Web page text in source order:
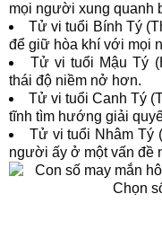
mọi người xung quanh
Tử vi tuổi Bính Tý
để giữ hòa khí với mọi
Tử vi tuổi Mậu Tý
thái độ niềm nở hơn.
Tử vi tuổi Canh Tý
tĩnh tìm hướng giải
Tử vi tuổi Nhâm Tý
người ấy ở một vấn đề